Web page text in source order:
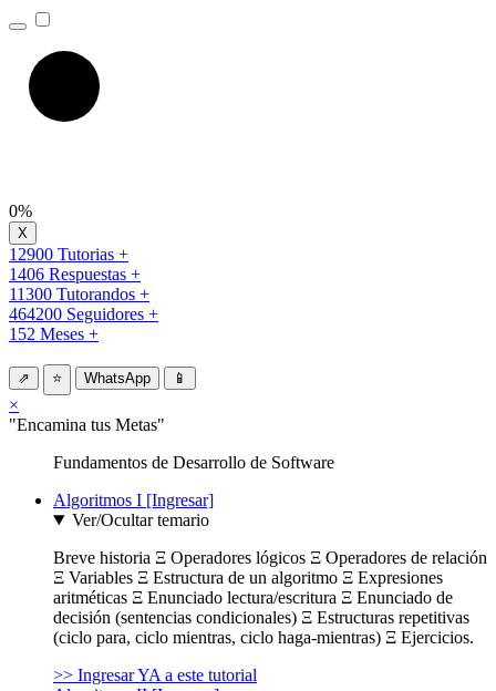
0%
12900 Tutorias +
1406 Respuestas +
11300 Tutorandos +
464200 Seguidores +
152 Meses +
⇗ ⭐ WhatsApp 📱
×
"Encamina tus Metas"
Fundamentos de Desarrollo de Software
Algoritmos I [Ingresar]
Ver/Ocultar temario
Breve historia Ξ Operadores lógicos Ξ Operadores de relación
Ξ Variables Ξ Estructura de un algoritmo Ξ Expresiones
aritméticas Ξ Enunciado lectura/escritura Ξ Enunciado de
decisión (sentencias condicionales) Ξ Estructuras repetitivas
(ciclo para, ciclo mientras, ciclo haga-mientras) Ξ Ejercicios.
>> Ingresar YA a este tutorial